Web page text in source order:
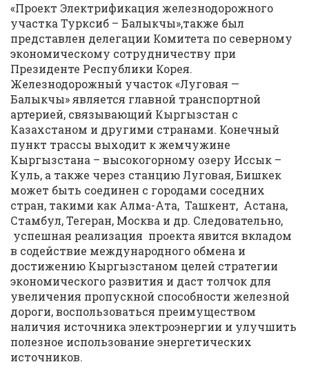
«Проект Электрификация железнодорожного
участка Турксиб – Балыкчы»,также был
представлен делегации Комитета по северному
экономическому сотрудничеству при
Президенте Республики Корея.
Железнодорожный участок «Луговая —
Балыкчы» является главной транспортной
артерией, связывающий Кыргызстан с
Казахстаном и другими странами. Конечный
пункт трассы выходит к жемчужине
Кыргызстана – высокогорному озеру Иссык –
Куль, а также через станцию Луговая, Бишкек
может быть соединен с городами соседних
стран, такими как Алма-Ата, Ташкент, Астана,
Стамбул, Тегеран, Москва и др. Следовательно,
успешная реализация проекта явится вкладом
в содействие международного обмена и
достижению Кыргызстаном целей стратегии
экономического развития и даст толчок для
увеличения пропускной способности железной
дороги, воспользоваться преимуществом
наличия источника электроэнергии и улучшить
полезное использование энергетических
источников.